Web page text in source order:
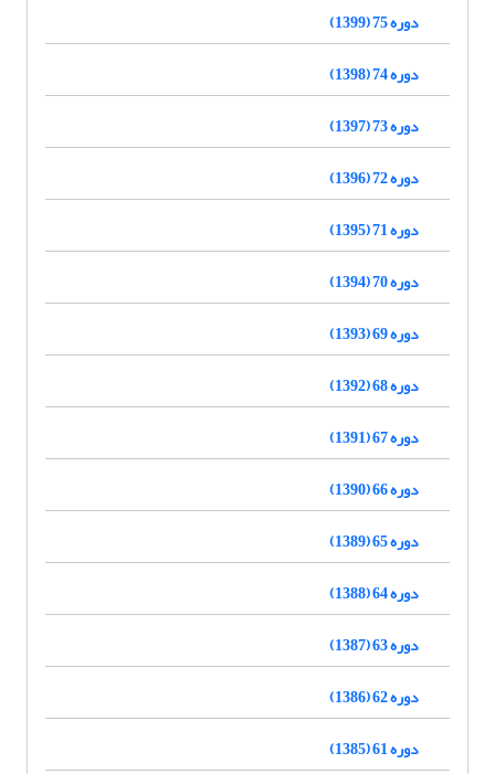
دوره 75 (1399)
دوره 74 (1398)
دوره 73 (1397)
دوره 72 (1396)
دوره 71 (1395)
دوره 70 (1394)
دوره 69 (1393)
دوره 68 (1392)
دوره 67 (1391)
دوره 66 (1390)
دوره 65 (1389)
دوره 64 (1388)
دوره 63 (1387)
دوره 62 (1386)
دوره 61 (1385)